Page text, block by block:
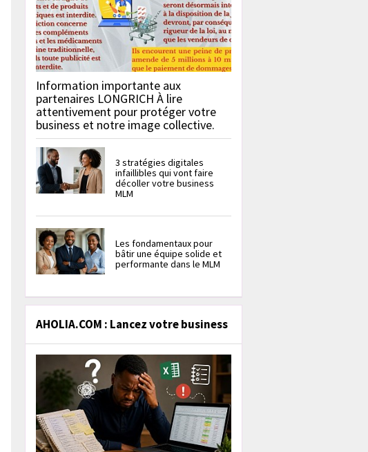
Information importante aux
partenaires LONGRICH À lire
attentivement pour protéger votre
business et notre image collective.
3 stratégies digitales
infaillibles qui vont faire
décoller votre business
MLM
Les fondamentaux pour
bâtir une équipe solide et
performante dans le MLM
AHOLIA.COM : Lancez votre business